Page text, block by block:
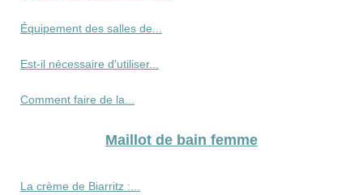
Équipement des salles de...
Est-il nécessaire d'utiliser...
Comment faire de la...
Maillot de bain femme
La crème de Biarritz :...